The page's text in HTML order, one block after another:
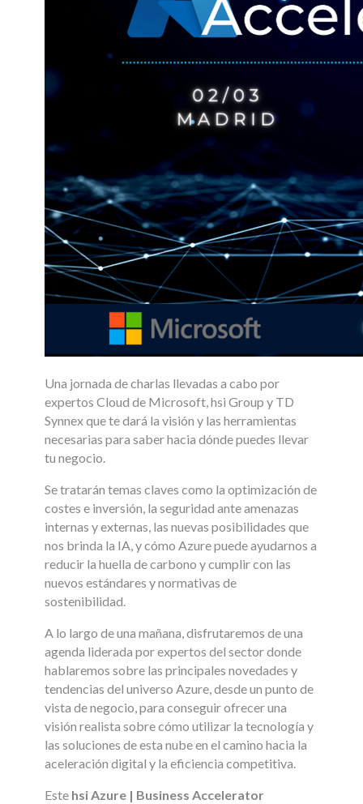
Una jornada de charlas llevadas a cabo por
expertos Cloud de Microsoft, hsi Group y TD
Synnex que te dará la visión y las herramientas
necesarias para saber hacia dónde puedes llevar
tu negocio.
Se tratarán temas claves como la optimización de
costes e inversión, la seguridad ante amenazas
internas y externas, las nuevas posibilidades que
nos brinda la IA, y cómo Azure puede ayudarnos a
reducir la huella de carbono y cumplir con las
nuevos estándares y normativas de
sostenibilidad.
A lo largo de una mañana, disfrutaremos de una
agenda liderada por expertos del sector donde
hablaremos sobre las principales novedades y
tendencias del universo Azure, desde un punto de
vista de negocio, para conseguir ofrecer una
visión realista sobre cómo utilizar la tecnología y
las soluciones de esta nube en el camino hacia la
aceleración digital y la eficiencia competitiva.
Este hsi Azure | Business Accelerator